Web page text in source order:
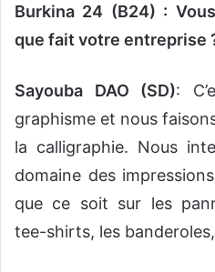
Burkina 24 (B24) :
que fait votre entreprise
Sayouba DAO (SD):
graphisme et nous
la calligraphie. Nous
domaine des
que ce soit sur les
tee-shirts, les